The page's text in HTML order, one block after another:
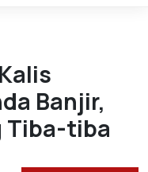
Banjir,
Tiba-tiba